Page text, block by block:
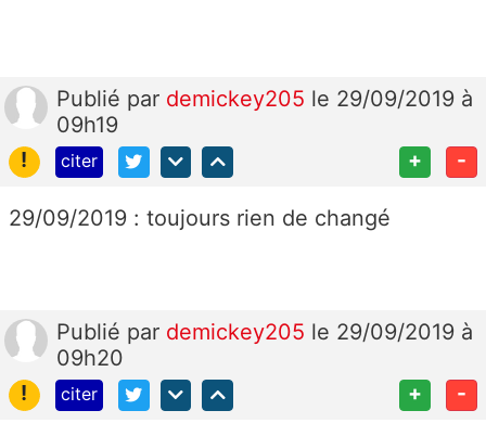
Publié par demickey205 le 29/09/2019 à
09h19
!
citer + -
29/09/2019 : toujours rien de changé
Publié par demickey205 le 29/09/2019 à
09h20
!
citer + -